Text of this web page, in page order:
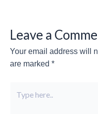
Leave a
Your email address will
are marked *
here..